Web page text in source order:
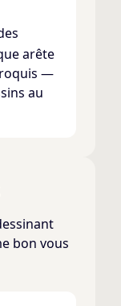
arête
—
au
bon vous